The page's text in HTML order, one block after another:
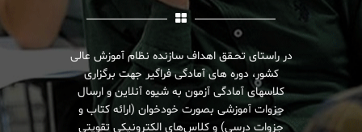
در راستای تحـقق اهداف سازنده نظام آموزش عالی
کشور، دوره های آمادگی فراگیر جهت برگزاری
کلاسهای آمادگی آزمون به شیوه آنلاین و ارسال
جزوات آموزشی بصورت خودخوان (ارائه کتاب و
جزوات درسی) و کلاس‌های الکترونیکی تقویتی